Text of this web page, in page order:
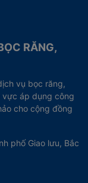
RĂNG,
vụ bọc răng,
áp dụng công
cho cộng đồng
phố Giao lưu, Bắc